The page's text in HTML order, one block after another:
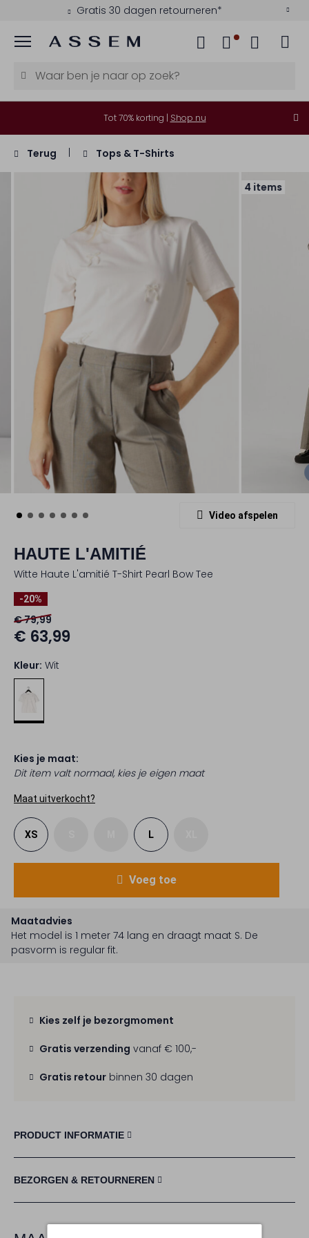
Gratis 30 dagen retourneren*
Menu
Tot 70% korting | Shop nu
Terug Tops & T-Shirts
4 items
Video afspelen
HAUTE L'AMITIÉ
Witte Haute L'amitié T-Shirt Pearl Bow Tee
-20%
€ 79,99
€ 63,99
Kleur: Wit
Kies je maat:
Dit item valt normaal, kies je eigen maat
Maat uitverkocht?
XS L
Voeg toe
Maatadvies
Het model is 1 meter 74 lang en draagt maat S. De
pasvorm is regular fit.
Kies zelf je bezorgmoment
Gratis verzending vanaf € 100,-
Gratis retour binnen 30 dagen
PRODUCT INFORMATIE
BEZORGEN & RETOURNEREN